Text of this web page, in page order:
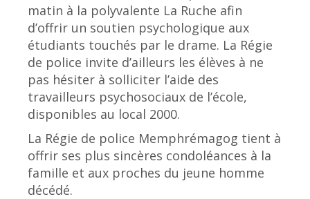
matin à la polyvalente La Ruche afin
d’offrir un soutien psychologique aux
étudiants touchés par le drame. La Régie
de police invite d’ailleurs les élèves à ne
pas hésiter à solliciter l’aide des
travailleurs psychosociaux de l’école,
disponibles au local 2000.
La Régie de police Memphrémagog tient à
offrir ses plus sincères condoléances à la
famille et aux proches du jeune homme
décédé.